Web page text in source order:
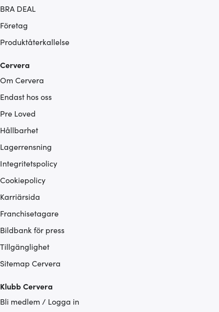
BRA DEAL
Företag
Produktåterkallelse
Cervera
Om Cervera
Endast hos oss
Pre Loved
Hållbarhet
Lagerrensning
Integritetspolicy
Cookiepolicy
Karriärsida
Franchisetagare
Bildbank för press
Tillgänglighet
Sitemap Cervera
Klubb Cervera
Bli medlem / Logga in